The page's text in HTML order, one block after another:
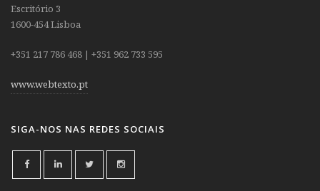
Escritório 3
1600-454 Lisboa
+351 217 786 468 | +351 962 733 595
www.webtexto.pt
SIGA-NOS NAS REDES SOCIAIS